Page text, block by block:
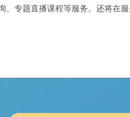
、专题直播课程等服务。还将在